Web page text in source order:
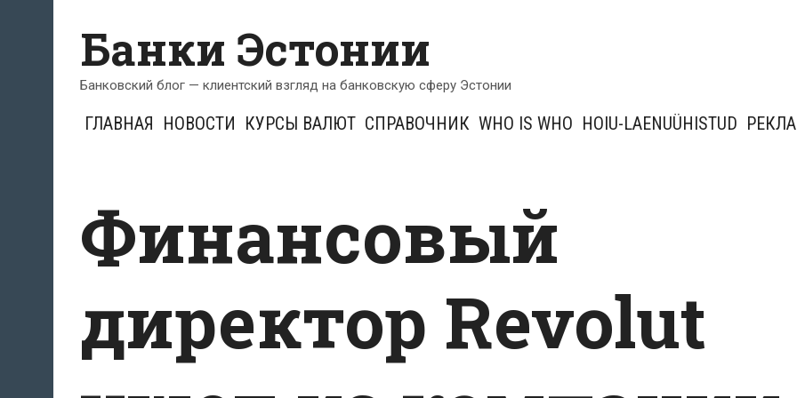
содержимому
Банки Эстонии
Банковский блог — клиентский взгляд на банковскую сферу Эстонии
ГЛАВНАЯ НОВОСТИ КУРСЫ ВАЛЮТ СПРАВОЧНИК WHO IS WHO HOIU-LAENUÜHISTUD
Финансовый
директор Revolut